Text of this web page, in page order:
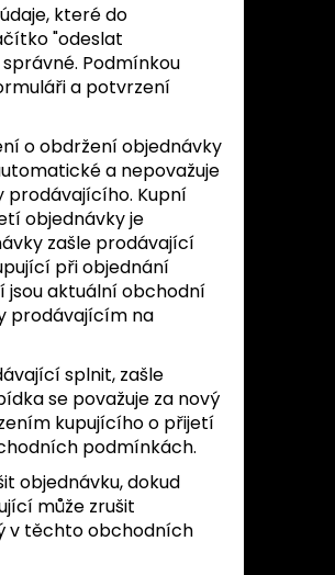
které do
"odeslat
Podmínkou
a potvrzení
o obdržení objednávky
a nepovažuje
prodávajícího. Kupní
objednávky je
zašle prodávající
při objednání
jsou aktuální obchodní
prodávajícím na
splnit, zašle
se považuje za nový
kupujícího o přijetí
podmínkách.
objednávku, dokud
může zrušit
v těchto obchodních